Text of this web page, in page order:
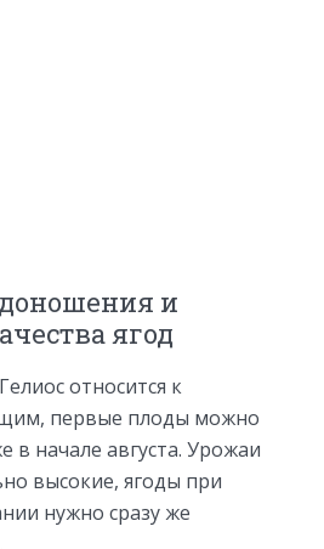
и
ягод
относится к
первые плоды можно
в начале августа. Урожаи
высокие, ягоды при
нужно сразу же